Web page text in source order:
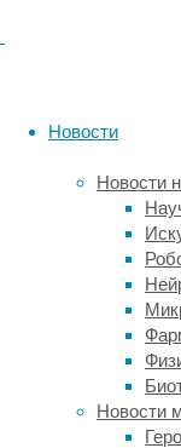
Новости
Новости
Новости
грести,
стоя
на
пока
идет
процесс
Держать
баланс
на